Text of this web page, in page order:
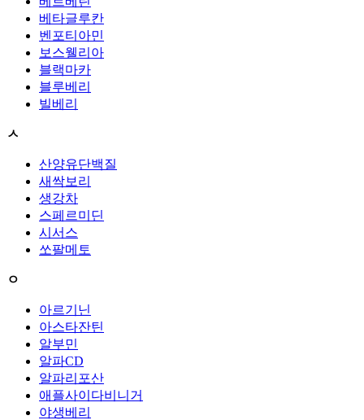
베타글루칸
벤포티아민
보스웰리아
블랙마카
블루베리
빌베리
ㅅ
산양유단백질
새싹보리
생강차
스페르미딘
시서스
쏘팔메토
ㅇ
아르기닌
아스타잔틴
알부민
알파CD
알파리포산
애플사이다비니거
야생베리